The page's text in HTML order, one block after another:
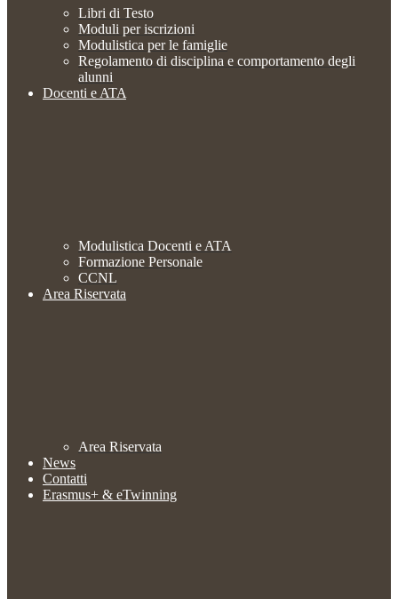
Libri di Testo
Moduli per iscrizioni
Modulistica per le famiglie
Regolamento di disciplina e comportamento degli
alunni
Docenti e ATA
Modulistica Docenti e ATA
Formazione Personale
CCNL
Area Riservata
Area Riservata
News
Contatti
Erasmus+ & eTwinning